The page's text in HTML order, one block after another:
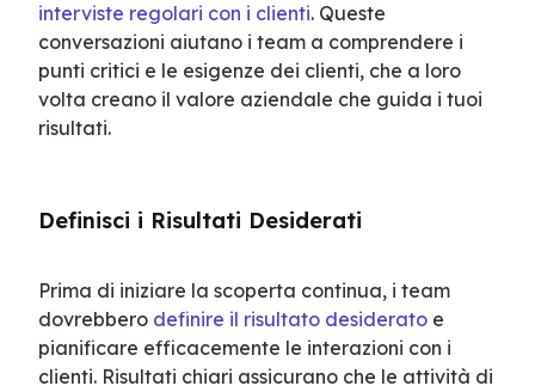
interviste regolari con i clienti. Queste
conversazioni aiutano i team a comprendere i
punti critici e le esigenze dei clienti, che a loro
volta creano il valore aziendale che guida i tuoi
risultati.
Definisci i Risultati Desiderati
Prima di iniziare la scoperta continua, i team
dovrebbero definire il risultato desiderato e
pianificare efficacemente le interazioni con i
clienti. Risultati chiari assicurano che le attività di